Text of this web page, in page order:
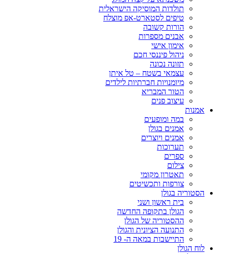
תולדות המוסיקה הישראלית
טיפים לסטארט-אפ מוצלח
הורות קשובה
אבנים מספרות
אימון אישי
ניהול פיננסי חכם
תזונה נכונה
עצמאי בשטח – טל איתן
מיומנויות חברתיות לילדים
הטור המבריא
עיצוב פנים
אמנות
במה ומופעים
אמנים בגולן
אמנים ויוצרים
תערוכות
ספרים
צילום
תאטרון מקומי
צורפות ותכשיטים
הסטוריה בגולן
בית ראשון ושני
הגולן בתקופה החדשה
ההסטוריה של הגולן
התנועה הציונית והגולן
התיישבות במאה ה- 19
לוח הגולן